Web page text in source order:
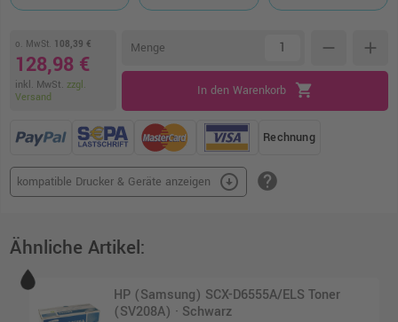
o. MwSt. 108,39 €
128,98 €
inkl. MwSt. zzgl.
Versand
Menge remove add
In den Warenkorb shopping_cart
Rechnung
kompatible Drucker & Geräte anzeigen arrow_circle_down help
Ähnliche Artikel:
HP (Samsung) SCX-D6555A/ELS Toner
(SV208A) · Schwarz